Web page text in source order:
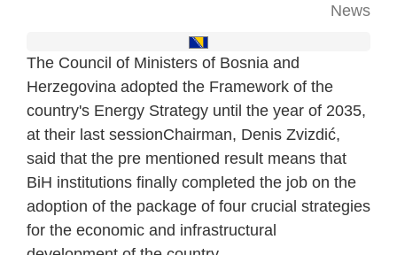
News
The Council of Ministers of Bosnia and
Herzegovina adopted the Framework of the
country's Energy Strategy until the year of 2035,
at their last sessionChairman, Denis Zvizdić,
said that the pre mentioned result means that
BiH institutions finally completed the job on the
adoption of the package of four crucial strategies
for the economic and infrastructural